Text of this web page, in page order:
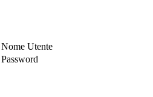
Nome Utente
Password